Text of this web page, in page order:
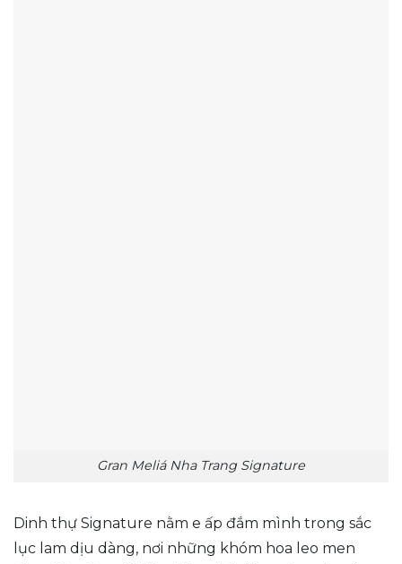
Gran Meliá Nha Trang Signature
Dinh thự Signature nằm e ấp đắm mình trong sắc
lục lam dịu dàng, nơi những khóm hoa leo men